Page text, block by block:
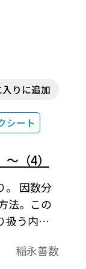
シート
りに追加
（4）
。 因数分
法。この
扱う内容
参考になる
稲永善数